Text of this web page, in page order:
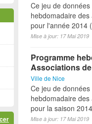
Ce jeu de
hebdomadaire
pour l'année 2014
Mise à jour: 17 Mai 2019
Programme
Associations
Ville de Nice
Ce jeu de
hebdomadaire
pour la saison
Mise à jour: 17 Mai 2019